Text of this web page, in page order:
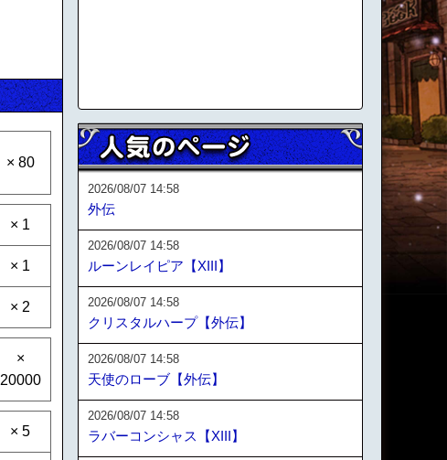
× 80
× 1
× 1
× 2
×
20000
× 5
2026/08/07 14:58
外伝
2026/08/07 14:58
ルーンレイピア【XIII】
2026/08/07 14:58
クリスタルハープ【外伝】
2026/08/07 14:58
天使のローブ【外伝】
2026/08/07 14:58
ラバーコンシャス【XIII】